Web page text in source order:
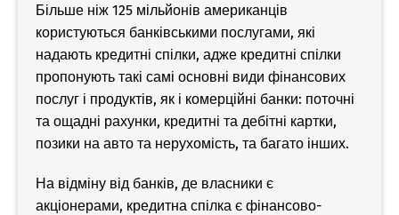
Більше ніж 125 мільйонів американців
користуються банківськими послугами, які
надають кредитні спілки, адже кредитні спілки
пропонують такі самі основні види фінансових
послуг і продуктів, як і комерційні банки: поточні
та ощадні рахунки, кредитні та дебітні картки,
позики на авто та нерухомість, та багато інших.
На відміну від банків, де власники є
акціонерами, кредитна спілка є фінансово-